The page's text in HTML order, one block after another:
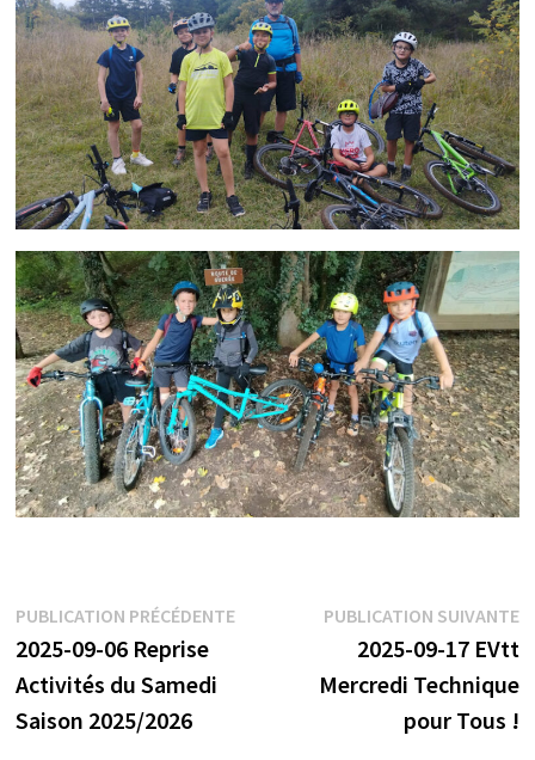
Navigation
de
l’article
PUBLICATION PRÉCÉDENTEPublication
2025-09-06 Reprise
Activités du Samedi
Saison 2025/2026
PUBLICATION SUIVANTE
2025-09-17 EVtt
Mercredi Technique
pour Tous !